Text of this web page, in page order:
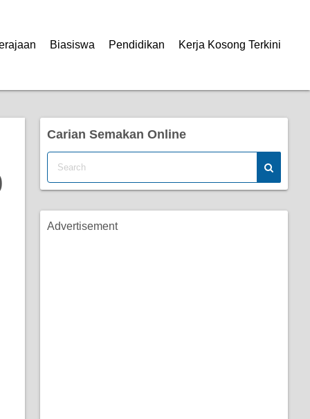
Biasiswa Pendidikan Kerja Kosong Terkini
Carian Semakan Online
Advertisement